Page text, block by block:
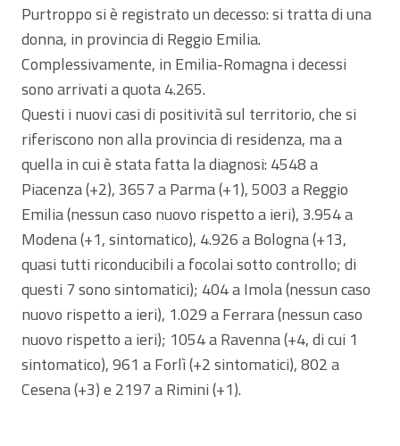
Purtroppo si è registrato un decesso: si tratta di una
donna, in provincia di Reggio Emilia.
Complessivamente, in Emilia-Romagna i decessi
sono arrivati a quota 4.265.
Questi i nuovi casi di positività sul territorio, che si
riferiscono non alla provincia di residenza, ma a
quella in cui è stata fatta la diagnosi: 4548 a
Piacenza (+2), 3657 a Parma (+1), 5003 a Reggio
Emilia (nessun caso nuovo rispetto a ieri), 3.954 a
Modena (+1, sintomatico), 4.926 a Bologna (+13,
quasi tutti riconducibili a focolai sotto controllo; di
questi 7 sono sintomatici); 404 a Imola (nessun caso
nuovo rispetto a ieri), 1.029 a Ferrara (nessun caso
nuovo rispetto a ieri); 1054 a Ravenna (+4, di cui 1
sintomatico), 961 a Forlì (+2 sintomatici), 802 a
Cesena (+3) e 2197 a Rimini (+1).